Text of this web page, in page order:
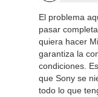
El problema
pasar
quiera hacer
garantiza la
condiciones.
que Sony se
todo lo que